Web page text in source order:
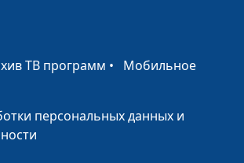
ТВ программ • Мобильное
персональных данных и